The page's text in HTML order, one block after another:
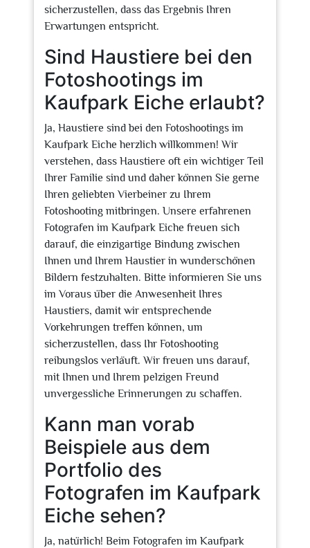
sicherzustellen, dass das Ergebnis Ihren
Erwartungen entspricht.
Sind Haustiere bei den
Fotoshootings im
Kaufpark Eiche erlaubt?
Ja, Haustiere sind bei den Fotoshootings im
Kaufpark Eiche herzlich willkommen! Wir
verstehen, dass Haustiere oft ein wichtiger Teil
Ihrer Familie sind und daher können Sie gerne
Ihren geliebten Vierbeiner zu Ihrem
Fotoshooting mitbringen. Unsere erfahrenen
Fotografen im Kaufpark Eiche freuen sich
darauf, die einzigartige Bindung zwischen
Ihnen und Ihrem Haustier in wunderschönen
Bildern festzuhalten. Bitte informieren Sie uns
im Voraus über die Anwesenheit Ihres
Haustiers, damit wir entsprechende
Vorkehrungen treffen können, um
sicherzustellen, dass Ihr Fotoshooting
reibungslos verläuft. Wir freuen uns darauf,
mit Ihnen und Ihrem pelzigen Freund
unvergessliche Erinnerungen zu schaffen.
Kann man vorab
Beispiele aus dem
Portfolio des
Fotografen im Kaufpark
Eiche sehen?
Ja, natürlich! Beim Fotografen im Kaufpark